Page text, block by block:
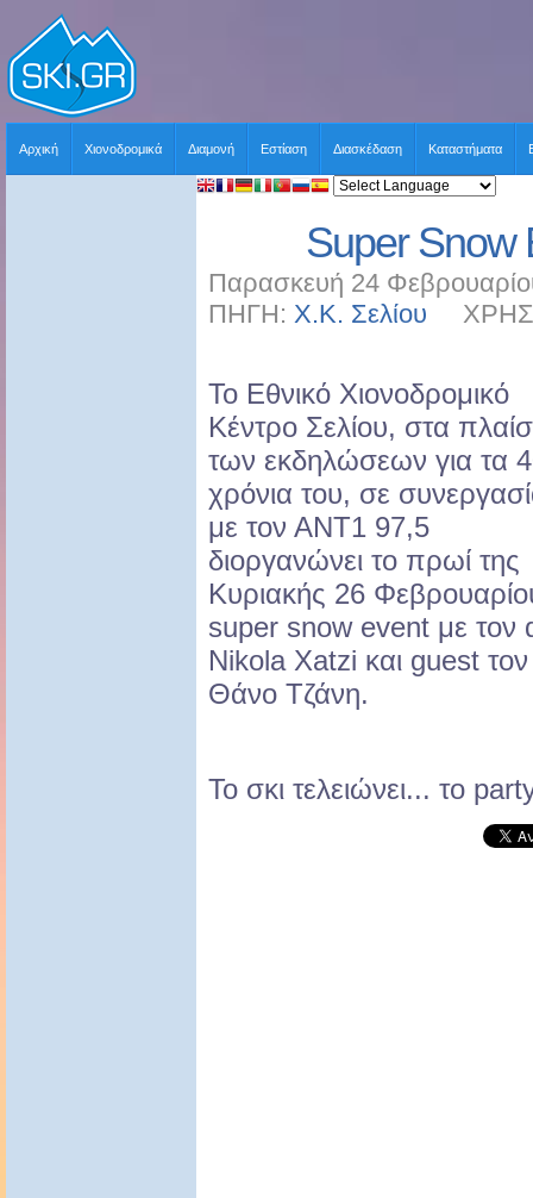
Αρχική Χιονοδρομικά Διαμονή Εστίαση Διασκέδαση Καταστήματα
Super Snow
Παρασκευή 24
ΠΗΓΗ: Χ.Κ. Σελίου
Το Εθνικό Χιονοδρομικό
Κέντρο Σελίου, στα
των εκδηλώσεων για τα
χρόνια του, σε
με τον ΑΝΤ1 97,5
διοργανώνει το πρωί της
Κυριακής 26
super snow event με τον
Nikola Xatzi και guest τον
Θάνο Τζάνη.
Το σκι τελειώνει... το